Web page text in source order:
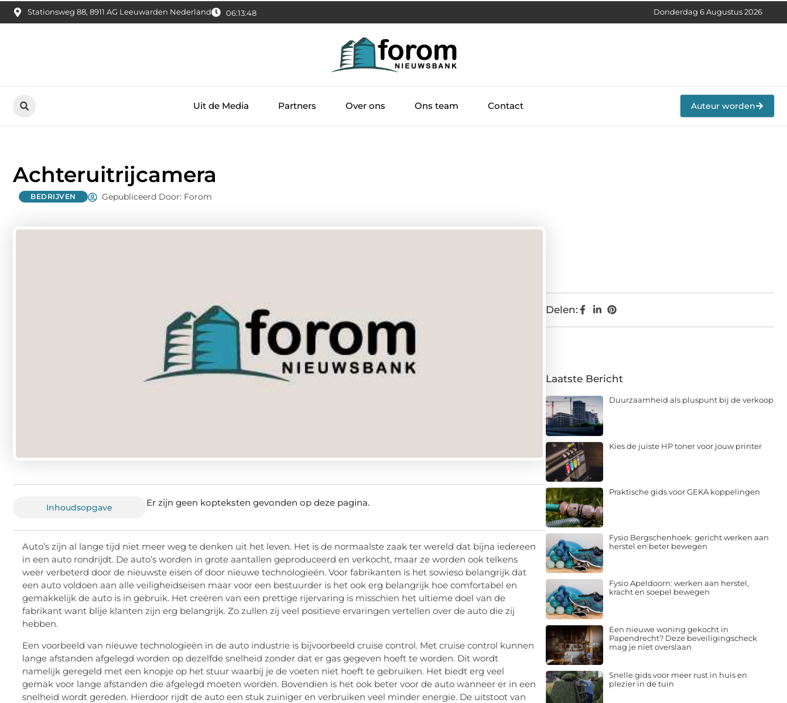
Stationsweg 88, 8911 AG Leeuwarden Nederland 06:13:49 Donderdag 6 Augustus 2026
Uit de Media Partners Over ons Ons team Contact Auteur worden
Achteruitrijcamera
BEDRIJVEN Gepubliceerd Door: Forom
Inhoudsopgave Er zijn geen kopteksten gevonden op deze pagina.
Auto’s zijn al lange tijd niet meer weg te denken uit het leven. Het is de normaalste zaak ter wereld dat bijna iedereen
in een auto rondrijdt. De auto’s worden in grote aantallen geproduceerd en verkocht, maar ze worden ook telkens
weer verbeterd door de nieuwste eisen of door nieuwe technologieën. Voor fabrikanten is het sowieso belangrijk dat
een auto voldoen aan alle veiligheidseisen maar voor een bestuurder is het ook erg belangrijk hoe comfortabel en
gemakkelijk de auto is in gebruik. Het creëren van een prettige rijervaring is misschien het ultieme doel van de
fabrikant want blije klanten zijn erg belangrijk. Zo zullen zij veel positieve ervaringen vertellen over de auto die zij
hebben.
Een voorbeeld van nieuwe technologieën in de auto industrie is bijvoorbeeld cruise control. Met cruise control kunnen
lange afstanden afgelegd worden op dezelfde snelheid zonder dat er gas gegeven hoeft te worden. Dit wordt
namelijk geregeld met een knopje op het stuur waarbij je de voeten niet hoeft te gebruiken. Het biedt erg veel
gemak voor lange afstanden die afgelegd moeten worden. Bovendien is het ook beter voor de auto wanneer er in een
snelheid wordt gereden. Hierdoor rijdt de auto een stuk zuiniger en verbruiken veel minder energie. De uitstoot van
Delen:
Laatste Bericht
Duurzaamheid als pluspunt bij de verkoop
Kies de juiste HP toner voor jouw printer
Praktische gids voor GEKA koppelingen
Fysio Bergschenhoek: gericht werken aan
herstel en beter bewegen
Fysio Apeldoorn: werken aan herstel,
kracht en soepel bewegen
Een nieuwe woning gekocht in
Papendrecht? Deze beveiligingscheck
mag je niet overslaan
Snelle gids voor meer rust in huis en
plezier in de tuin